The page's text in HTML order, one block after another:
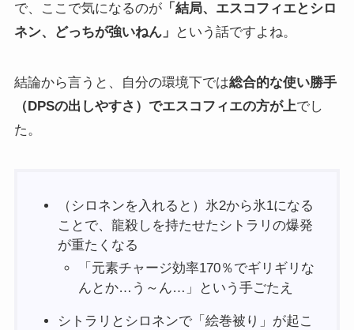
で、ここで気になるのが「結局、エスコフィエとシロ
ネン、どっちが強いねん」
という話ですよね。
結論から言うと、自分の環境下では総合的な使い勝手
（DPSの出しやすさ）でエスコフィエの方が上でし
た。
（シロネンを入れると）氷2から氷1になる
ことで、龍殺しを持たせたシトラリの爆発
が重たくなる
「元素チャージ効率170％でギリギリな
んとか…う～ん…」という手ごたえ
シトラリとシロネンで「絵巻被り」が起こ